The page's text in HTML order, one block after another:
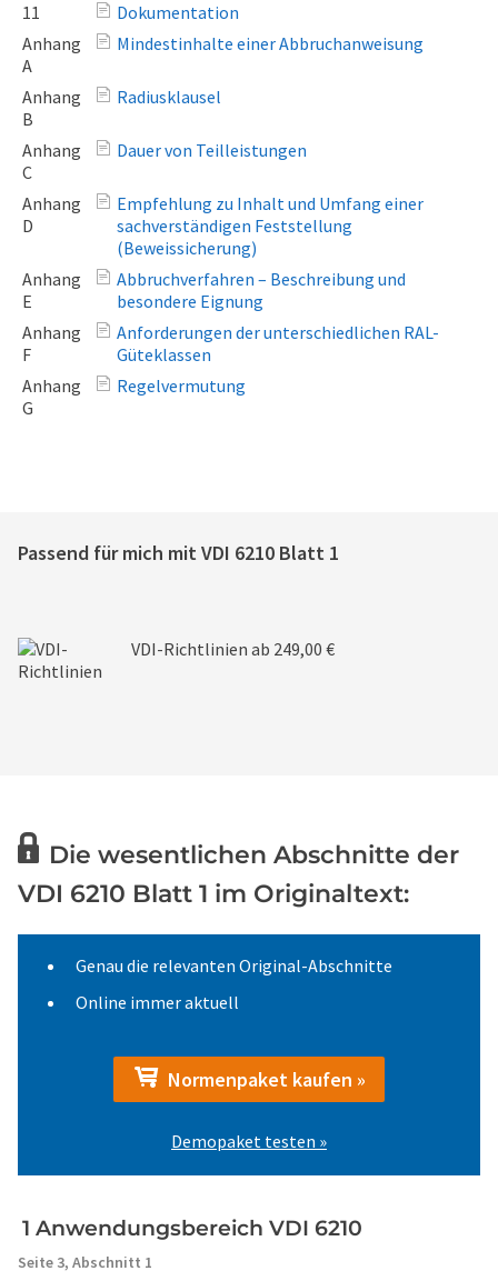
11
Dokumentation
Anhang
A
Mindestinhalte einer Abbruchanweisung
Anhang
B
Radiusklausel
Anhang
C
Dauer von Teilleistungen
Anhang
D
Empfehlung zu Inhalt und Umfang einer
sachverständigen Feststellung
(Beweissicherung)
Anhang
E
Abbruchverfahren – Beschreibung und
besondere Eignung
Anhang
F
Anforderungen der unterschiedlichen RAL-
Güteklassen
Anhang
G
Regelvermutung
Passend für mich mitVDI 6210 Blatt 1
VDI-Richtlinien ab 249,00 €
Die wesentlichen Abschnitte der
VDI 6210 Blatt 1 im Originaltext:
Genau die relevanten Original-Abschnitte
Online immer aktuell
Normenpaket kaufen »
Demopaket testen »
1 Anwendungsbereich VDI 6210
Seite 3, Abschnitt 1